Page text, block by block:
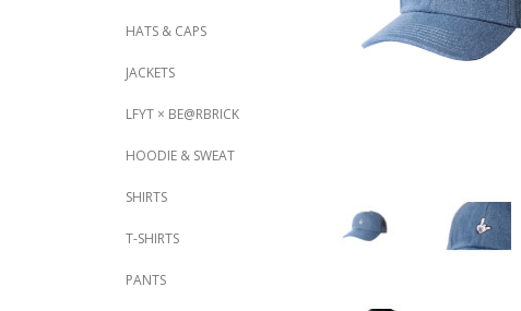
HATS & CAPS
JACKETS
LFYT × BE@RBRICK
HOODIE & SWEAT
SHIRTS
T-SHIRTS
PANTS